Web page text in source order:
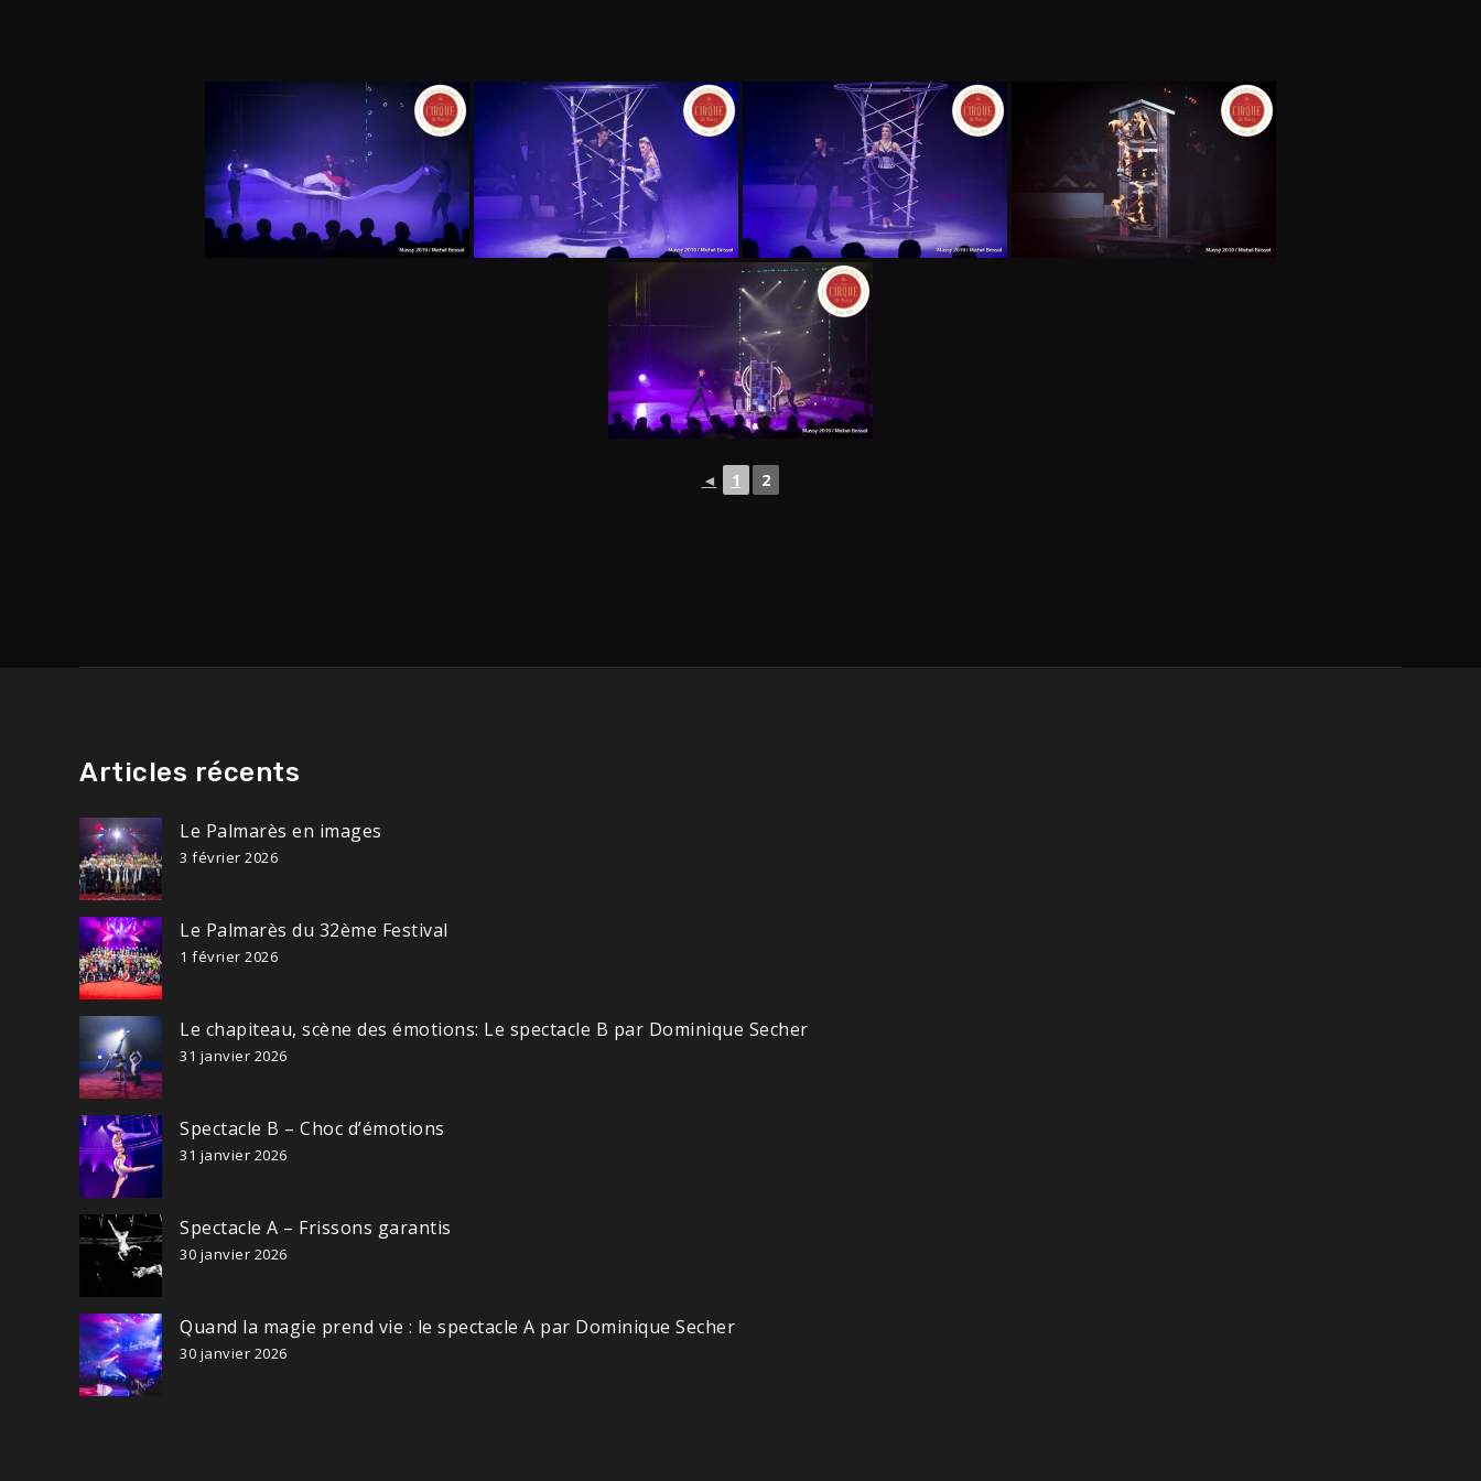
◄ 1 2
Articles récents
Le Palmarès en images
3 février 2026
Le Palmarès du 32ème Festival
1 février 2026
Le chapiteau, scène des émotions: Le spectacle B par Dominique Secher
31 janvier 2026
Spectacle B – Choc d’émotions
31 janvier 2026
Spectacle A – Frissons garantis
30 janvier 2026
Quand la magie prend vie : le spectacle A par Dominique Secher
30 janvier 2026